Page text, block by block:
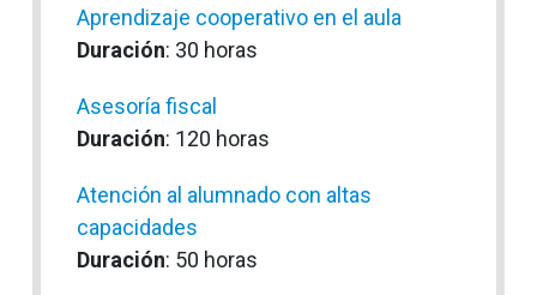
Aprendizaje cooperativo en el aula
Duración: 30 horas
Asesoría fiscal
Duración: 120 horas
Atención al alumnado con altas
capacidades
Duración: 50 horas